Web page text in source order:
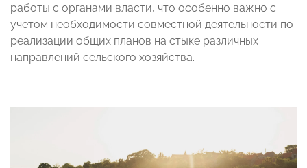
работы с органами власти, что особенно важно с
учетом необходимости совместной деятельности по
реализации общих планов на стыке различных
направлений сельского хозяйства.